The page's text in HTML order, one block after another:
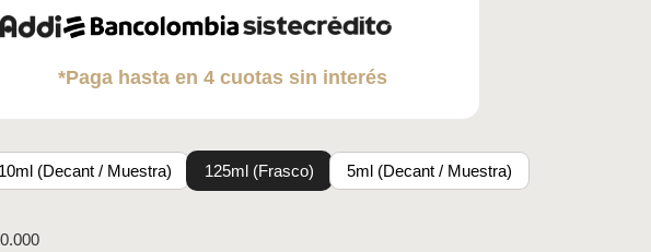
*Paga hasta en 4 cuotas sin interés
10ml (Decant / Muestra) 125ml (Frasco) 5ml (Decant / Muestra)